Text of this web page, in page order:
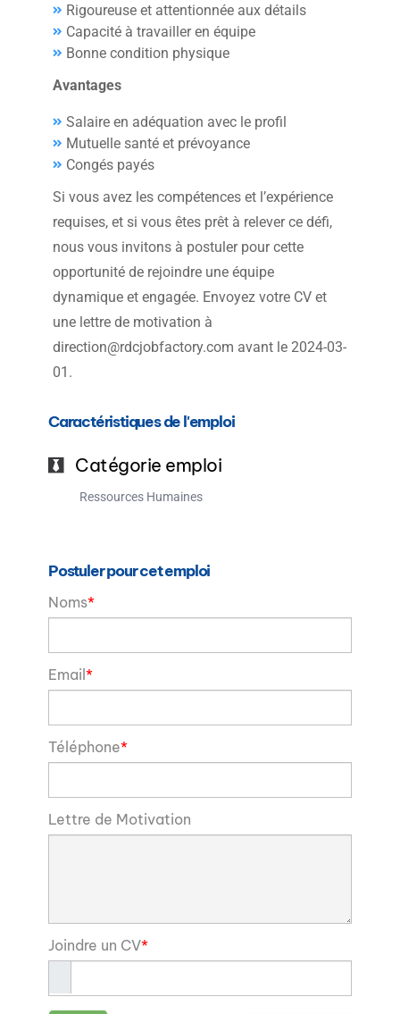
Rigoureuse et attentionnée aux détails
Capacité à travailler en équipe
Bonne condition physique
Avantages
Salaire en adéquation avec le profil
Mutuelle santé et prévoyance
Congés payés
Si vous avez les compétences et l’expérience
requises, et si vous êtes prêt à relever ce défi,
nous vous invitons à postuler pour cette
opportunité de rejoindre une équipe
dynamique et engagée. Envoyez votre CV et
une lettre de motivation à
direction@rdcjobfactory.com avant le 2024-03-
01.
Caractéristiques de l'emploi
Catégorie emploi
Ressources Humaines
Postuler pour cet emploi
Noms*
Email*
Téléphone*
Lettre de Motivation
Joindre un CV*